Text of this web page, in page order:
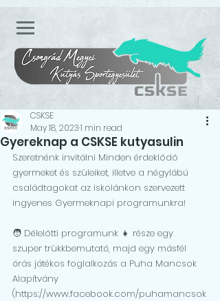
Gyereknap a CSKSE kutyasulin
CSKSE
May 18, 20231 min read
Szeretnénk invitálni Minden érdeklődő
gyermeket és szüleiket, illetve a négylábú
családtagokat az iskolánkon szervezett
ingyenes Gyermeknapi programunkra!
🧑 Délelőtti programunk 👧 része egy
szuper trükkbemutató, majd egy másfél
órás játékos foglalkozás a Puha Mancsok
Alapítvány
(https://www.facebook.com/puhamancsok